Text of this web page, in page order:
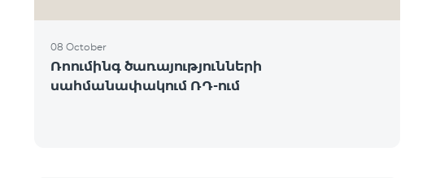
08 October
Ռոումինգ ծառայությունների
սահմանափակում ՌԴ-ում